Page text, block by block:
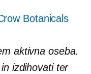
Botanicals
aktivna oseba.
izdihovati ter